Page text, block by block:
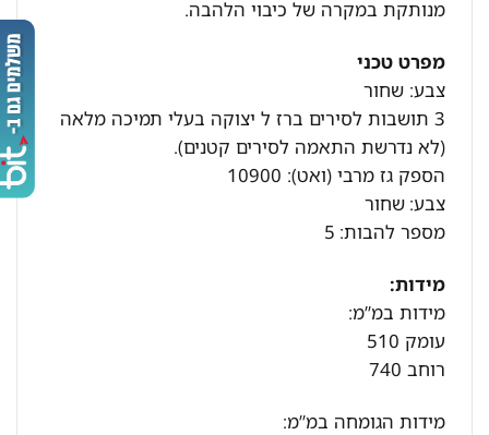
מנותקת במקרה של כיבוי הלהבה.
מפרט טכני
צבע: שחור
3 תושבות לסירים ברז ל יצוקה בעלי תמיכה מלאה
(לא נדרשת התאמה לסירים קטנים).
הספק גז מרבי (ואט): 10900
צבע:שחור
מספר להבות:5
מידות:
מידות במ”מ:
עומק 510
רוחב 740
מידות הגומחה במ”מ: